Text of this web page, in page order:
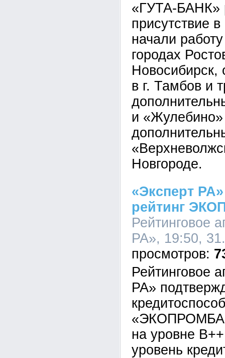
«ГУТА-БАНК»
присутствие
начали
городах
в г. Тамбов и
и
Новгороде.
«Эксперт
рейтинг
Рейтинговое
РА», 19:50,
Рейтинговое
РА»
на уровне
уровень